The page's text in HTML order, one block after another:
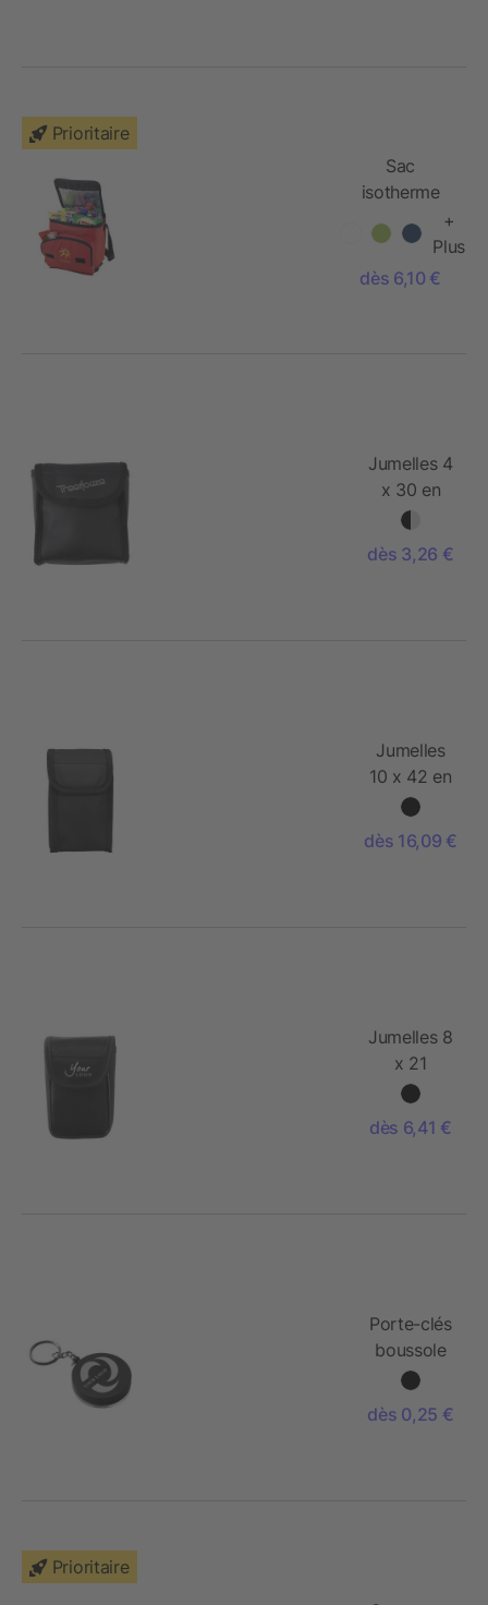
Prioritaire
Sac
isotherme
Stockholm
+
Plus
dès 6,10 €
Jumelles 4
x 30 en
gomme et
plastique
dès 3,26 €
Jumelles
10 x 42 en
gomme et
plastique
dès 16,09 €
Jumelles 8
x 21
dès 6,41 €
Porte-clés
boussole
dès 0,25 €
Prioritaire